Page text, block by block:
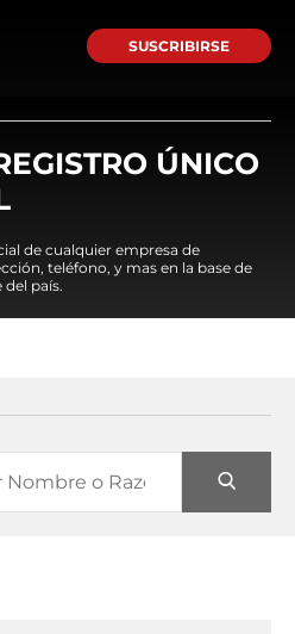
SUSCRIBIRSE
ÚNICO
de cualquier empresa de
teléfono, y mas en la base de
país.